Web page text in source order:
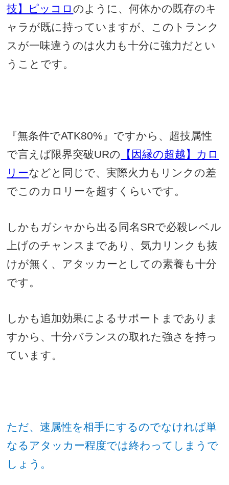
技】ピッコロのように、何体かの既存のキ
ャラが既に持っていますが、このトランク
スが一味違うのは火力も十分に強力だとい
うことです。
『無条件でATK80%』ですから、超技属性
で言えば限界突破URの
【因縁の超越】カロ
リーなどと同じで、実際火力もリンクの差
でこのカロリーを超すくらいです。
しかもガシャから出る同名SRで必殺レベル
上げのチャンスまであり、気力リンクも抜
けが無く、アタッカーとしての素養も十分
です。
しかも追加効果によるサポートまでありま
すから、十分バランスの取れた強さを持っ
ています。
ただ、速属性を相手にするのでなければ単
なるアタッカー程度では終わってしまうで
しょう。